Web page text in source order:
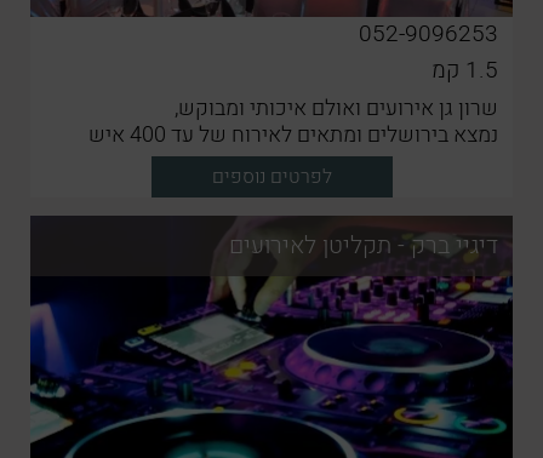
052-9096253
1.5 קמ
שרון גן אירועים ואולם איכותי ומבוקש,
נמצא בירושלים ומתאים לאירוח של עד 400 איש
לפרטים נוספים
דיגיי ברק - תקליטן לאירועים